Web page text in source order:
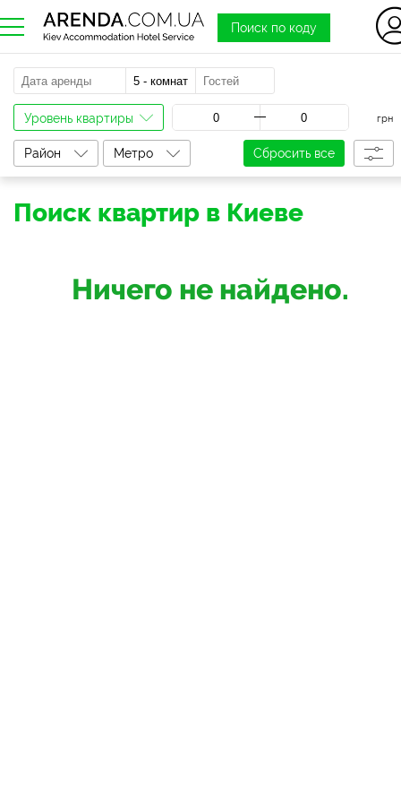
Поиск по коду
Уровень квартиры грн
Район Метро Сбросить все
Поиск квартир в Киеве
Ничего не найдено.